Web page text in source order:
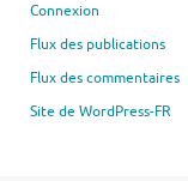
Connexion
Flux des publications
Flux des commentaires
Site de WordPress-FR